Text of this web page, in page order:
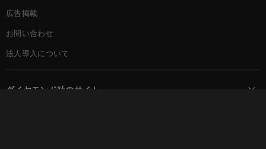
広告掲載
お問い合わせ
法人導入について
ダイヤモンド社のサイト